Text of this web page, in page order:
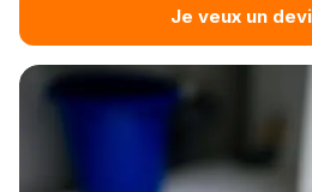
Je veux un